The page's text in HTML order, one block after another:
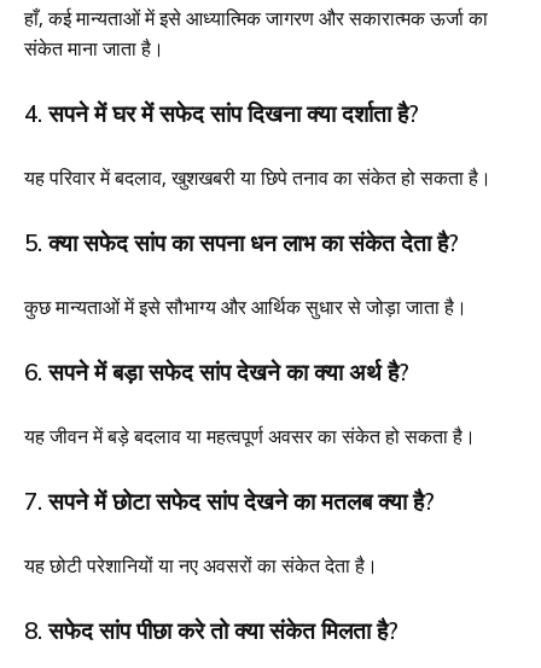
हाँ, कई मान्यताओं में इसे आध्यात्मिक जागरण और सकारात्मक ऊर्जा का
संकेत माना जाता है।
4. सपने में घर में सफेद सांप दिखना क्या दर्शाता है?
यह परिवार में बदलाव, खुशखबरी या छिपे तनाव का संकेत हो सकता है।
5. क्या सफेद सांप का सपना धन लाभ का संकेत देता है?
कुछ मान्यताओं में इसे सौभाग्य और आर्थिक सुधार से जोड़ा जाता है।
6. सपने में बड़ा सफेद सांप देखने का क्या अर्थ है?
यह जीवन में बड़े बदलाव या महत्वपूर्ण अवसर का संकेत हो सकता है।
7. सपने में छोटा सफेद सांप देखने का मतलब क्या है?
यह छोटी परेशानियों या नए अवसरों का संकेत देता है।
8. सफेद सांप पीछा करे तो क्या संकेत मिलता है?